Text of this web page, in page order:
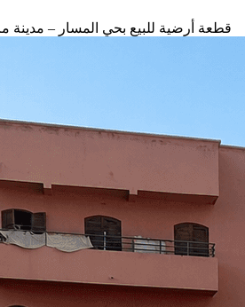
قطعة أرضية للبيع بحي المسار – مدينة